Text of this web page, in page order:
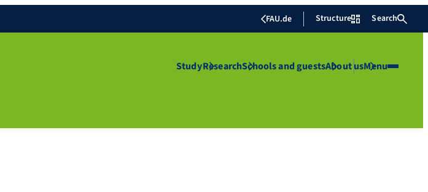
FAU.de Structure Search
StudyResearchSchools and guestsAbout usMenu